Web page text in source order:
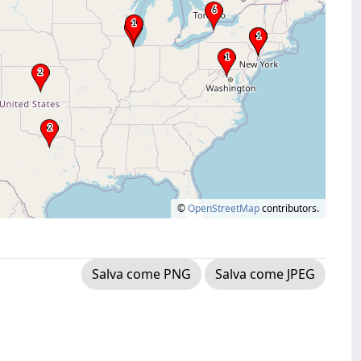
©OpenStreetMapcontributors.
Salva come PNG Salva come JPEG